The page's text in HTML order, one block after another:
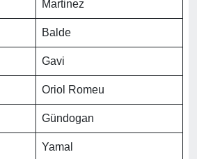
Martinez
Balde
Gavi
Oriol Romeu
Gündogan
Yamal